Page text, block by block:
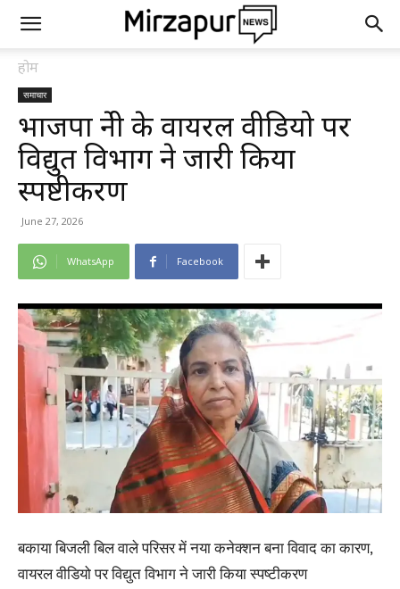
होम
समाचार
भाजपा नेत्री के वायरल वीडियो पर
विद्युत विभाग ने जारी किया
स्पष्टीकरण
June 27, 2026
WhatsApp Facebook
बकाया बिजली बिल वाले परिसर में नया कनेक्शन बना विवाद का कारण,
वायरल वीडियो पर विद्युत विभाग ने जारी किया स्पष्टीकरण